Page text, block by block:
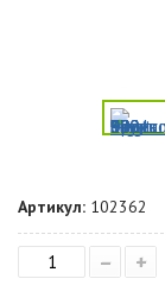
Артикул: 102362
– +